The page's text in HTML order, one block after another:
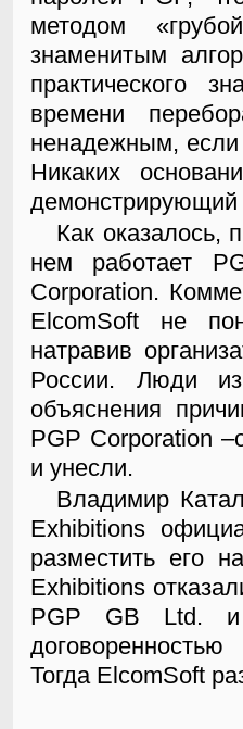
методом
знаменитым
практического
времени
ненадежным, если
Никаких
демонстрирующий
Как оказалось, прямо напротив стенда К35 расположен J30, а на
нем работает
Corporation.
ElcomSoft не
натравив
России. Люди
объяснения
PGP Corporation
и унесли.
Владимир Каталов, гендиректор ElcomSoft, потребовал от Reed
Exhibitions
разместить его
Exhibitions
PGP GB Ltd. и
Тогда ElcomSoft